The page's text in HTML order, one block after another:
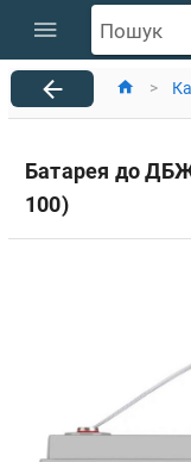
Пошук
>
Батарея до
100)